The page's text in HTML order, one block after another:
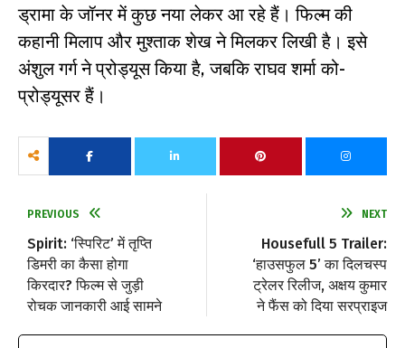
ड्रामा के जॉनर में कुछ नया लेकर आ रहे हैं। फिल्म की
कहानी मिलाप और मुश्ताक शेख ने मिलकर लिखी है। इसे
अंशुल गर्ग ने प्रोड्यूस किया है, जबकि राघव शर्मा को-
प्रोड्यूसर हैं।
PREVIOUS
Spirit: ‘स्पिरिट’ में तृप्ति
डिमरी का कैसा होगा
किरदार? फिल्म से जुड़ी
रोचक जानकारी आई सामने
NEXT
Housefull 5 Trailer:
‘हाउसफुल 5’ का दिलचस्प
ट्रेलर रिलीज, अक्षय कुमार
ने फैंस को दिया सरप्राइज